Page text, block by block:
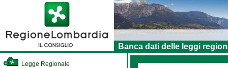
Banca dati delle leggi
Legge Regionale